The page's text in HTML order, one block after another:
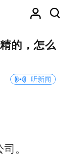
的，怎么
听新闻
。